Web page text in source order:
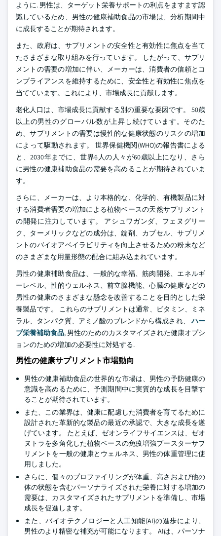
ように. 男性は、ターゲット栄養サポートの利点をますます認
識しているため、男性の健康補助食品の市場は、分析期間中
に成長することが期待されます。
また、政府は、サプリメントの安全性と有効性に焦点を当て
たさまざまな取り組みを行っています。 したがって、サプリ
メントの需要の増加に伴い、メーカーは、消費者の信頼とコ
ンプライアンスを維持するために、安全性と有効性に焦点を
当てています。これにより、市場成長に貢献します。
老化人口は、市場成長に貢献する別の重要な要因です。 50歳
以上の男性のグローバル数が上昇し続けています。そのた
め、サプリメントの需要は慢性的な健康状態のリスクの増加
によって駆動されます。 世界保健機関(WHO)の報告書による
と、2030年までに、世界6人の人々が60歳以上になり、さら
に男性の健康補助食品の需要を高めることが期待されていま
す。
さらに、メーカーは、より本格的な、化学的、有機製品に対
する消費者需要の増加による植物ベースの天然サプリメント
の開発に注力しています。 アシュワガンダ、フェヌグリー
ク、ターメリックなどの成分は、錠剤、カプセル、サプリメ
ントのバイオアベイラビリティを向上させるための粉末など
のさまざまな用量形態の配合に組み込まれています。
男性の健康補助食品は、一般的な幸福、筋肉開発、エネルギ
ーレベル、性的ウェルネス、前立腺機能、心臓の健康などの
男性の健康のさまざまな懸念を改善することを目的とした栄
養製品です。 これらのサプリメントは通常、ビタミン、ミネ
ラル、タンパク質、アミノ酸のブレンドから構成され、ハー
ブ栄養補助食品, 男性のためのカスタマイズされた健康オプシ
ョンのための増加の必要性に対処する.
男性の健康サプリメント市場動向
男性の健康補助食品の世界的な市場は、男性の予防健康の
意識を高めるために、予測期間中に実質的な成長を目撃す
ることが期待されています。
また、この業界は、健康に配慮した消費者を育てるために
設計された革新的な製品の最近の承認で、大きな成長を遂
げています。 たとえば、ゼオンライフサイエンスは、ゼオ
ヌトラを多角化した植物ベースの免疫増強ブースターサプ
リメントを一般の健康とウェルネス、男性の体重管理に使
用しました。
さらに、個々のプロファイリングが体重、高さおよび他の
体の状態を含むパーソナライズされた栄養に対する増加の
需要は、カスタマイズされたサプリメントを準備し、市場
成長を促進します。
また、バイオテクノロジーと人工知能(AI)の進歩により、
男性のより精密な補充が可能になります。 AIは、パーソナ